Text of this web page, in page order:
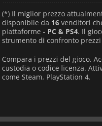
(*) Il miglior prezzo
disponibile da 16 venditori
piattaforme - PC & PS4. Il
strumento di confronto
Compara i prezzi del gioco.
custodia o codice licenza.
come Steam, PlayStation 4.